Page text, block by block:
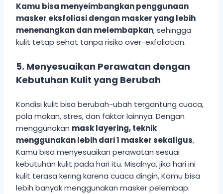
Kamu bisa menyeimbangkan penggunaan
masker eksfoliasi dengan masker yang lebih
menenangkan dan melembapkan, sehingga
kulit tetap sehat tanpa risiko over-exfoliation.
5. Menyesuaikan Perawatan dengan
Kebutuhan Kulit yang Berubah
Kondisi kulit bisa berubah-ubah tergantung cuaca,
pola makan, stres, dan faktor lainnya. Dengan
menggunakan mask layering, teknik
menggunakan lebih dari 1 masker sekaligus,
Kamu bisa menyesuaikan perawatan sesuai
kebutuhan kulit pada hari itu. Misalnya, jika hari ini
kulit terasa kering karena cuaca dingin, Kamu bisa
lebih banyak menggunakan masker pelembap.